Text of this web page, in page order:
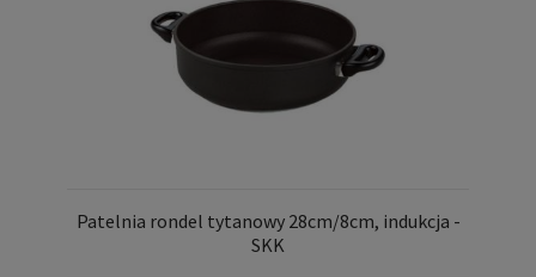
Patelnia rondel tytanowy 28cm/8cm, indukcja -
SKK